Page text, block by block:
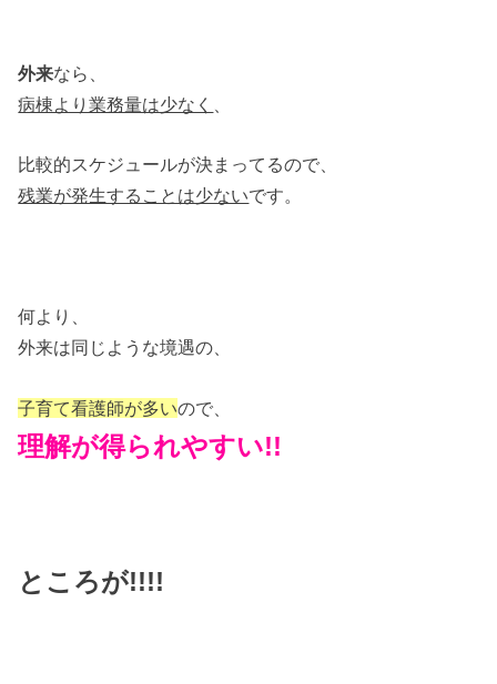
外来なら、
病棟より業務量は少なく
比較的スケジュールが決まってるので、
残業が発生することは少ないです。
何より、
外来は同じような境遇の、
子育て看護師が多いので、
理解が得られやすい!!
ところが!!!!